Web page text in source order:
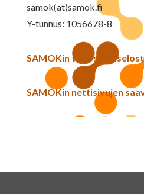
samok(at)samok.fi
Y-tunnus: 1056678-8
SAMOKin
SAMOKin nettisivujen